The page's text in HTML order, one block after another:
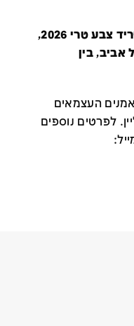
קטלוג זה מציג את כל משתתפי יריד צבע טרי 2026,
אביב, בין
העצמאים
. לפרטים נוספים
: